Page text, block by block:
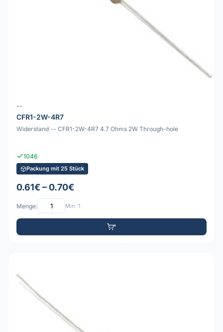
--
CFR1-2W-4R7
Widerstand -- CFR1-2W-4R7 4.7 Ohms 2W Through-hole
1046
Packung mit 25 Stück
0.61€ – 0.70€
Menge: Min: 1